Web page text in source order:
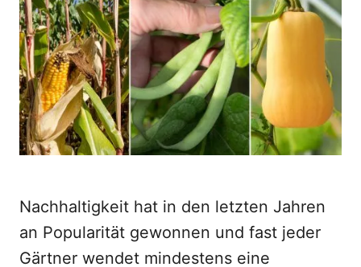
d
o
n
Nachhaltigkeit hat in den letzten Jahren
an Popularität gewonnen und fast jeder
Gärtner wendet mindestens eine